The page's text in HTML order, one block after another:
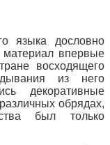
языка дословно
материал впервые
восходящего
из него
декоративные
обрядах,
был только